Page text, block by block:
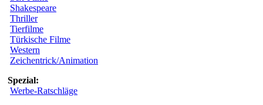
Shakespeare
Thriller
Tierfilme
Türkische Filme
Western
Zeichentrick/Animation
Spezial:
Werbe-Ratschläge